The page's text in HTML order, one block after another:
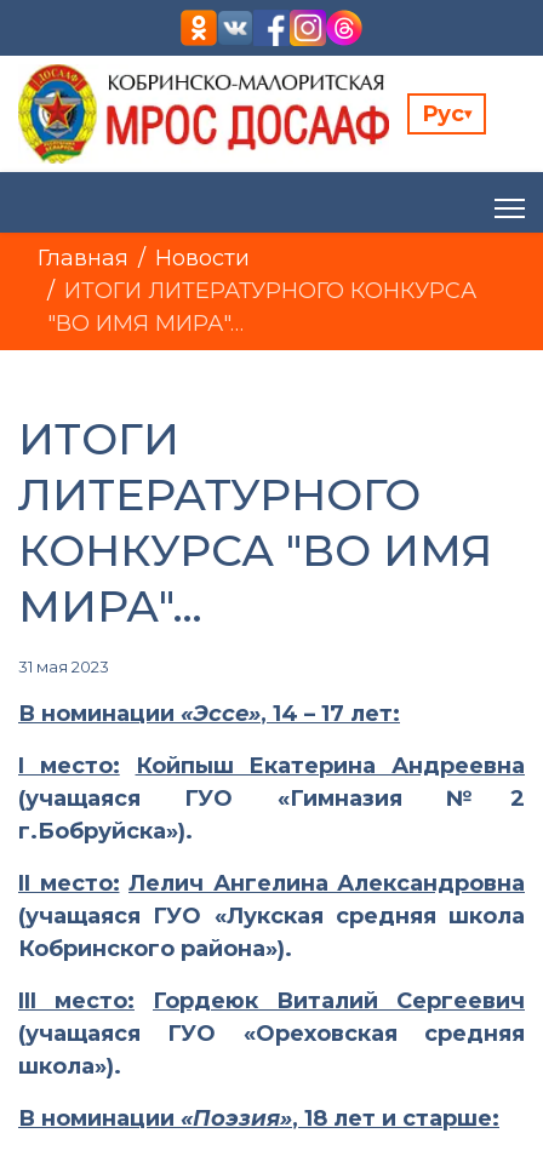
Рус▾
Главная
Новости
ИТОГИ ЛИТЕРАТУРНОГО КОНКУРСА
"ВО ИМЯ МИРА"…
ИТОГИ
ЛИТЕРАТУРНОГО
КОНКУРСА "ВО ИМЯ
МИРА"…
31 мая 2023
В номинации «Эссе», 14 – 17 лет:
I место:
Койпыш Екатерина Андреевна
(учащаяся ГУО «Гимназия №2
г.Бобруйска»).
II место: Лелич Ангелина Александровна
(учащаяся ГУО «Лукская средняя школа
Кобринского района»).
III место:
Гордеюк Виталий Сергеевич
(учащаяся ГУО «Ореховская средняя
школа»).
В номинации «Поэзия», 18 лет и старше: